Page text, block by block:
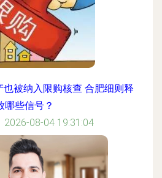
被纳入限购核查 合肥细则释
哪些信号？
2026-08-04 19:31:04